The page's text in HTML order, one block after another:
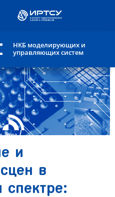
НКБ моделирующих и
управляющих систем
и
в
спектре: